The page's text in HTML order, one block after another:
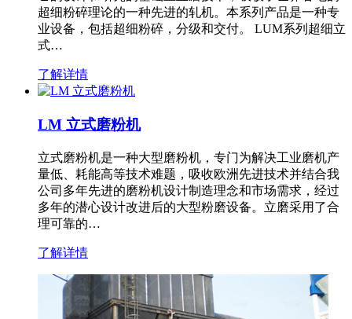
超细粉碎理论的一种先进的轧机。本系列产品是一种专
业设备，包括超细粉碎，分级和交付。 LUM系列超细立
式…
了解详情
LM 立式磨粉机
立式磨粉机是一种大型磨粉机，专门为解决工业磨机产
量低、耗能高等技术难题，吸收欧洲先进技术并结合我
公司多年先进的磨粉机设计制造理念和市场需求，经过
多年的潜心设计改进后的大型粉磨设备。立磨采用了合
理可靠的…
了解详情